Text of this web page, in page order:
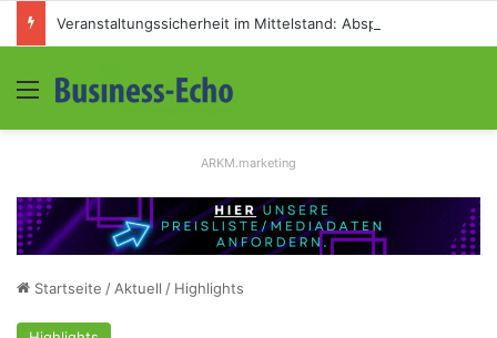
Menü
ARKM.marketing
Startseite / Aktuell / Highlights